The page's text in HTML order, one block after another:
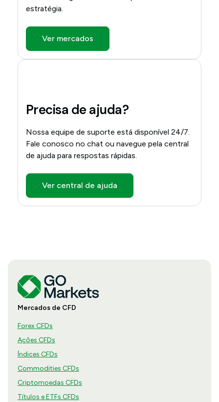
estratégia.
Ver mercados
Precisa de ajuda?
Nossa equipe de suporte está disponível 24/7.
Fale conosco no chat ou navegue pela central
de ajuda para respostas rápidas.
Ver central de ajuda
Mercados de CFD
Forex CFDs
Ações CFDs
Índices CFDs
Commodities CFDs
Criptomoedas CFDs
Títulos e ETFs CFDs